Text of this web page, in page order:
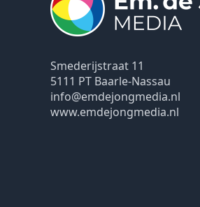
Smederijstraat 11
5111 PT Baarle-Nassau
info@emdejongmedia.nl
www.emdejongmedia.nl